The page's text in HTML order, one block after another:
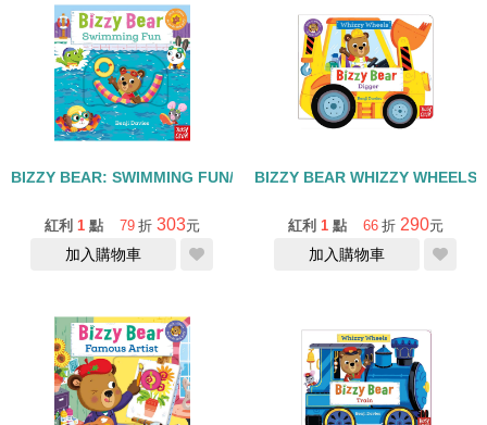
BIZZY BEAR: SWIMMING FUN/硬頁書+QR OCDE
紅利 1 點 79 折 303元
加入購物車
BIZZY BEAR WHIZZY
紅利 1 點 66 折 290元
加入購物車